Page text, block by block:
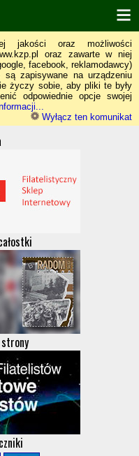
jakości oraz możliwości
oraz zawarte w niej
facebook, reklamodawcy)
są zapisywane na urządzeniu
życzy sobie, aby pliki te były
odpowiednie opcje swojej
Wyłącz ten komunikat